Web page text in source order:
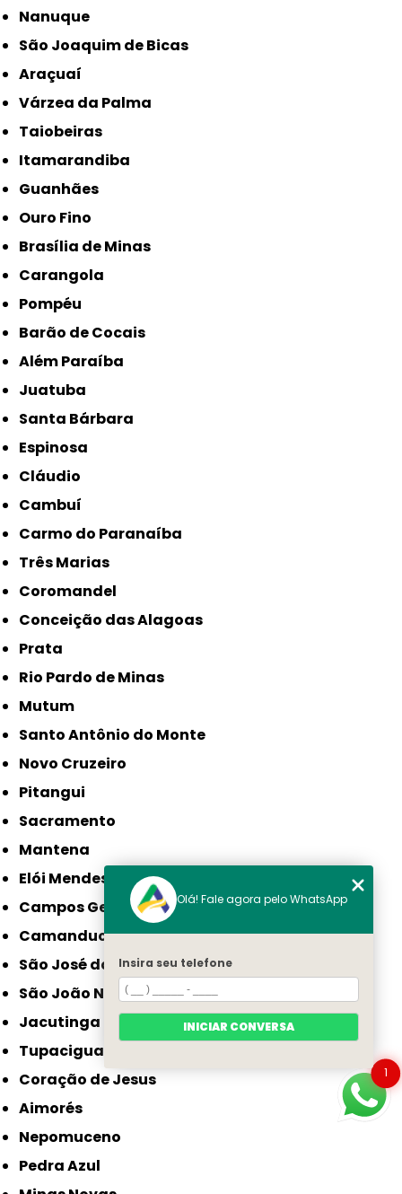
Nanuque
São Joaquim de Bicas
Araçuaí
Várzea da Palma
Taiobeiras
Itamarandiba
Guanhães
Ouro Fino
Brasília de Minas
Carangola
Pompéu
Barão de Cocais
Além Paraíba
Juatuba
Santa Bárbara
Espinosa
Cláudio
Cambuí
Carmo do Paranaíba
Três Marias
Coromandel
Conceição das Alagoas
Prata
Rio Pardo de Minas
Mutum
Santo Antônio do Monte
Novo Cruzeiro
Pitangui
Sacramento
Mantena
Elói Mendes
Campos Gerais
Camanducaia
São José da Lapa
São João Nepomuceno
Jacutinga
Tupaciguara
Coração de Jesus
Aimorés
Nepomuceno
Pedra Azul
1
Olá! Fale agora pelo WhatsApp
Insira seu telefone
INICIAR CONVERSA